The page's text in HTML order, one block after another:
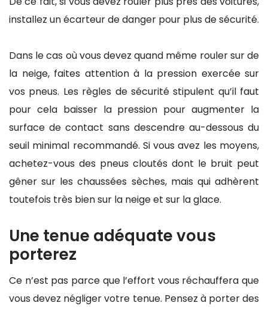
installez un écarteur de danger pour plus de sécurité.
Dans le cas où vous devez quand même rouler sur de
la neige, faites attention à la pression exercée sur
vos pneus. Les règles de sécurité stipulent qu’il faut
pour cela baisser la pression pour augmenter la
surface de contact sans descendre au-dessous du
seuil minimal recommandé. Si vous avez les moyens,
achetez-vous des pneus cloutés dont le bruit peut
gêner sur les chaussées sèches, mais qui adhèrent
toutefois très bien sur la neige et sur la glace.
Une tenue adéquate vous
porterez
Ce n’est pas parce que l’effort vous réchauffera que
vous devez négliger votre tenue. Pensez à porter des